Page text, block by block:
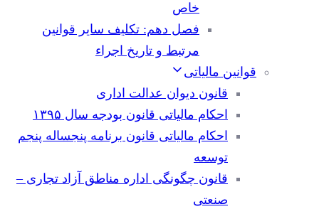
خاص
فصل دهم: تکلیف سایر قوانین
مرتبط و تاریخ اجراء
قوانین مالیاتی
قانون دیوان عدالت اداری
احکام مالیاتی قانون بودجه سال ۱۳۹۵
احکام مالیاتی قانون برنامه پنجساله پنجم
توسعه
قانون چگونگی اداره مناطق آزاد تجاری –
صنعتی